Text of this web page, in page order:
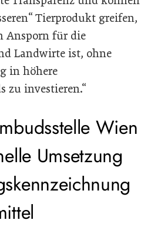
Tierprodukt greifen,
Ansporn für die
Landwirte ist, ohne
in höhere
zu investieren.“
Wien
Umsetzung